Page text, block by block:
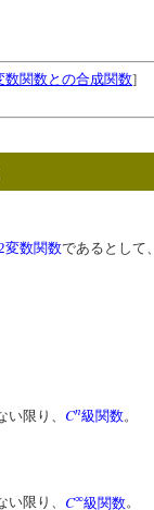
数関数との合成関数]
式
変数関数であるとして、
限り、 Cn級関数。
限り、 C∞級関数。